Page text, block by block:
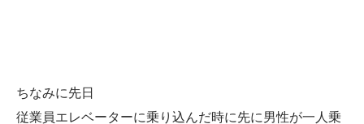
ちなみに先日
従業員エレベーターに乗り込んだ時に先に男性が一人乗